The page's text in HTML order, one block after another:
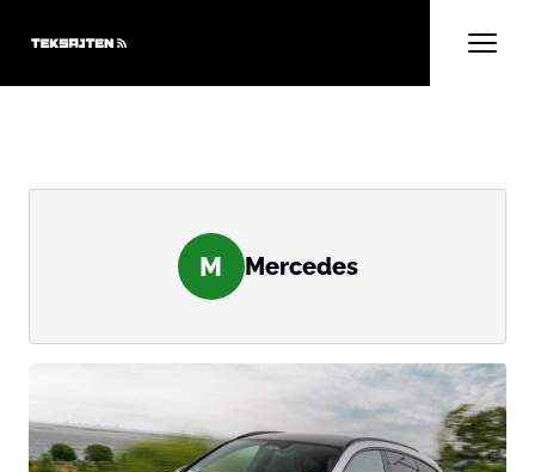
M Mercedes